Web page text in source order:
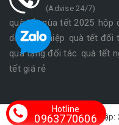
Hotline
0963770606
(Advise 24/7)
quà tết,qùa tết 2025 hộp
doanh nghiệp quà tết đối
quà tặng đối tác quà tết
tết giá rẻ
Lượt truy cập: